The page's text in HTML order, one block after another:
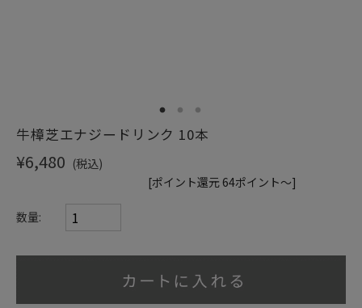
1 2 3
牛樟芝エナジードリンク 10本
¥6,480 (税込)
[ポイント還元 64ポイント～]
数量: